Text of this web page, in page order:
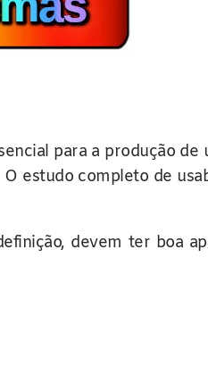
para a produção
estudo completo de
devem ter boa